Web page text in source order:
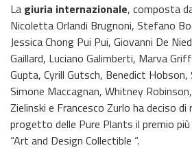
La giuria internazionale, composta
Nicoletta Orlandi Brugnoni, Stefano
Jessica Chong Pui Pui, Giovanni De
Gaillard, Luciano Galimberti, Marva
Gupta, Cyrill Gutsch, Benedict
Simone Maccagnan, Whitney
Zielinski e Francesco Zurlo ha deciso di
progetto delle Pure Plants il premio
“Art and Design Collectible “.